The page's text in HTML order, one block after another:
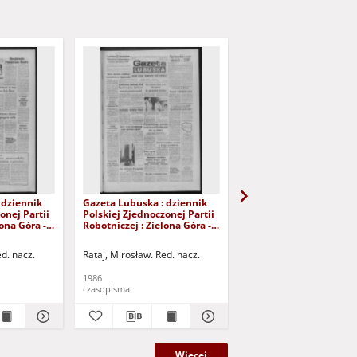
dziennik
Partii
Góra -
nacz.
Gazeta Lubuska : dziennik
Polskiej Zjednoczonej Partii
Robotniczej : Zielona Góra -
Rataj, Mirosław. Red. nacz.
1986
czasopisma